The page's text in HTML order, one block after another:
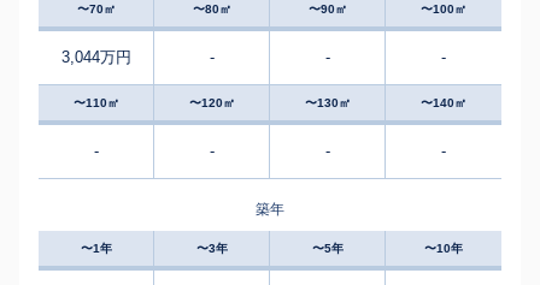
〜70㎡ 〜80㎡ 〜90㎡ 〜100㎡
3,044万円 - - -
〜110㎡ 〜120㎡ 〜130㎡ 〜140㎡
- - - -
築年
〜1年 〜3年 〜5年 〜10年